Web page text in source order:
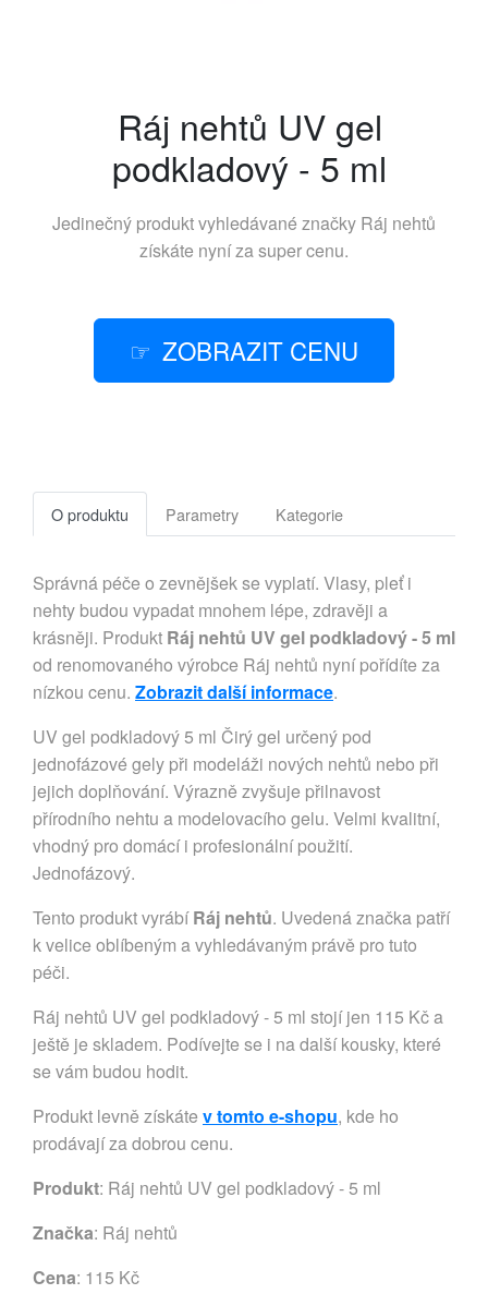
Ráj nehtů UV gel
podkladový - 5 ml
Jedinečný produkt vyhledávané značky Ráj nehtů
získáte nyní za super cenu.
ZOBRAZIT CENU
O produktu Parametry Kategorie
Správná péče o zevnějšek se vyplatí. Vlasy, pleť i
nehty budou vypadat mnohem lépe, zdravěji a
krásněji. Produkt Ráj nehtů UV gel podkladový - 5 ml
od renomovaného výrobce Ráj nehtů nyní pořídíte za
nízkou cenu. Zobrazit další informace.
UV gel podkladový 5 ml Čirý gel určený pod
jednofázové gely při modeláži nových nehtů nebo při
jejich doplňování. Výrazně zvyšuje přilnavost
přírodního nehtu a modelovacího gelu. Velmi kvalitní,
vhodný pro domácí i profesionální použití.
Jednofázový.
Tento produkt vyrábíRáj nehtů. Uvedená značka patří
k velice oblíbeným a vyhledávaným právě pro tuto
péči.
Ráj nehtů UV gel podkladový - 5 ml stojí jen 115 Kč a
ještě je skladem. Podívejte se i na další kousky, které
se vám budou hodit.
Produkt levně získáte v tomto e-shopu, kde ho
prodávají za dobrou cenu.
Produkt: Ráj nehtů UV gel podkladový - 5 ml
Značka: Ráj nehtů
Cena: 115 Kč